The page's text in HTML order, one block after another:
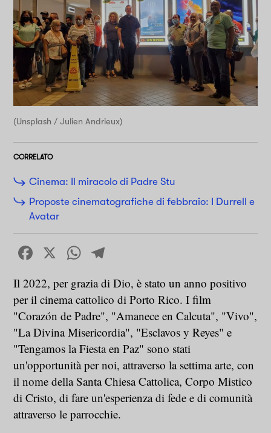
(Unsplash / Julien Andrieux)
CORRELATO
Cinema: Il miracolo di Padre Stu
Proposte cinematografiche di febbraio: I Durrell e
Avatar
Facebook
X WhatsApp
Il 2022, per grazia di Dio, è stato un anno positivo
per il cinema cattolico di Porto Rico. I film
"Corazón de Padre", "Amanece en Calcuta", "Vivo",
"La Divina Misericordia", "Esclavos y Reyes" e
"Tengamos la Fiesta en Paz" sono stati
un'opportunità per noi, attraverso la settima arte, con
il nome della Santa Chiesa Cattolica, Corpo Mistico
di Cristo, di fare un'esperienza di fede e di comunità
attraverso le parrocchie.